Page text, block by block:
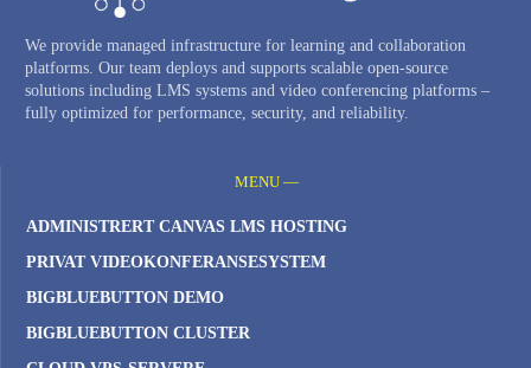
We provide managed infrastructure for learning and collaboration
platforms. Our team deploys and supports scalable open-source
solutions including LMS systems and video conferencing platforms –
fully optimized for performance, security, and reliability.
MENU —
ADMINISTRERT CANVAS LMS HOSTING
PRIVAT VIDEOKONFERANSESYSTEM
BIGBLUEBUTTON DEMO
BIGBLUEBUTTON CLUSTER